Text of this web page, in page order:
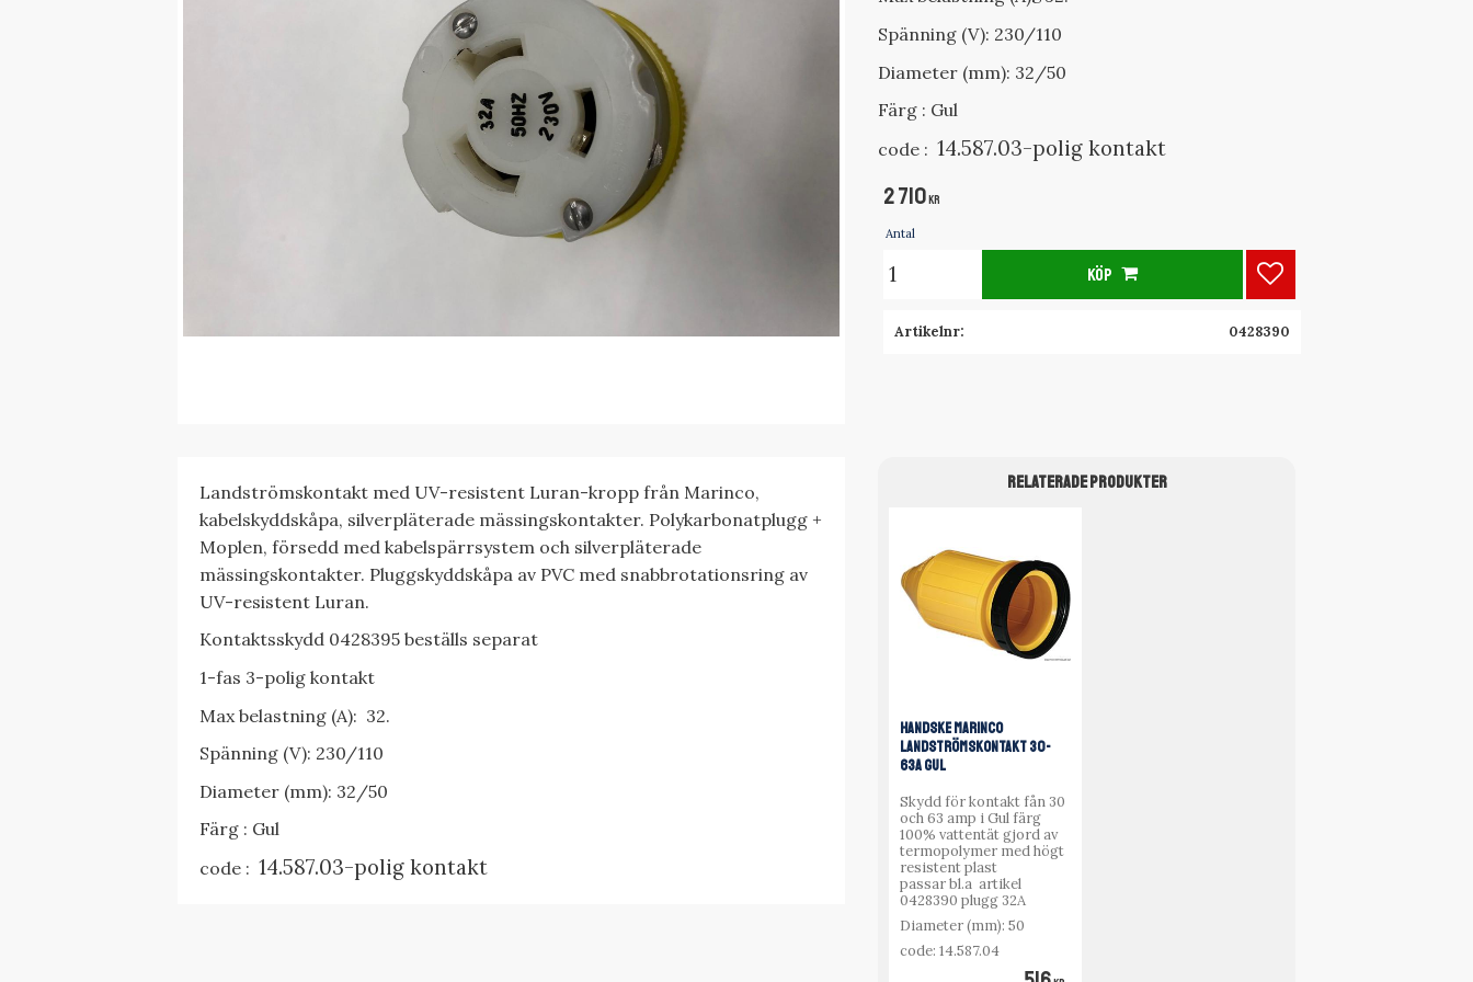
Spänning (V): 230/110
Diameter (mm): 32/50
Färg : Gul
code :14.587.03-polig kontakt
2 710 KR
Antal
KÖP Lägg till i favoriter
Artikelnr 0428390
Landströmskontakt med UV-resistent Luran-kropp från Marinco,
kabelskyddskåpa, silverpläterade mässingskontakter. Polykarbonatplugg +
Moplen, försedd med kabelspärrsystem och silverpläterade
mässingskontakter. Pluggskyddskåpa av PVC med snabbrotationsring av
UV-resistent Luran.
Kontaktsskydd 0428395 beställs separat
1-fas 3-polig kontakt
Max belastning (A): 32.
Spänning (V): 230/110
Diameter (mm): 32/50
Färg : Gul
code : 14.587.03-polig kontakt
RELATERADE PRODUKTER
HANDSKE MARINCO
LANDSTRÖMSKONTAKT 30-
63A GUL
Skydd för kontakt fån 30
och 63 amp i Gul färg
100% vattentätgjord av
termopolymer med högt
resistent plast
passar bl.a artikel
0428390 plugg 32A
Diameter (mm): 50
code: 14.587.04